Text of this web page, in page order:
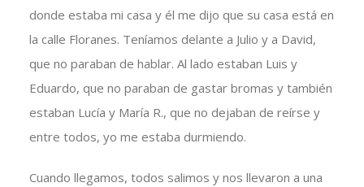
donde estaba mi casa y él me dijo que su casa está en
la calle Floranes. Teníamos delante a Julio y a David,
que no paraban de hablar. Al lado estaban Luis y
Eduardo, que no paraban de gastar bromas y también
estaban Lucía y María R., que no dejaban de reírse y
entre todos, yo me estaba durmiendo.
Cuando llegamos, todos salimos y nos llevaron a una